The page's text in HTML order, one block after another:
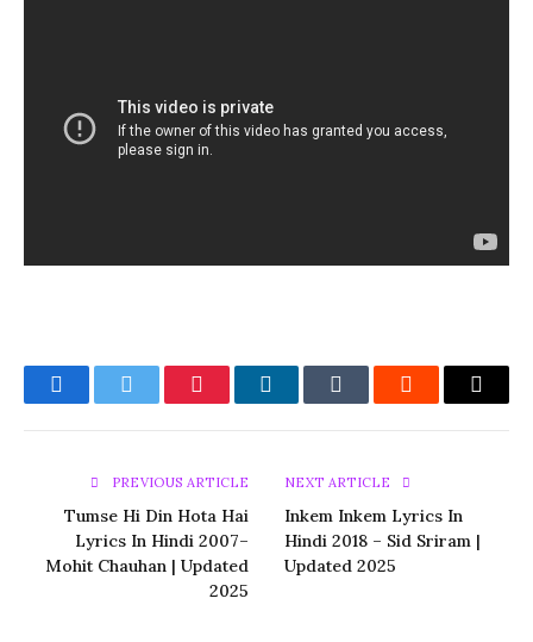
FacebookTwitter PinterestLinkedInTumblr Reddit Email
PREVIOUS ARTICLE
Tumse Hi Din Hota Hai
Lyrics In Hindi 2007–
Mohit Chauhan | Updated
2025
NEXT ARTICLE
Inkem Inkem Lyrics In
Hindi 2018 – Sid Sriram |
Updated 2025